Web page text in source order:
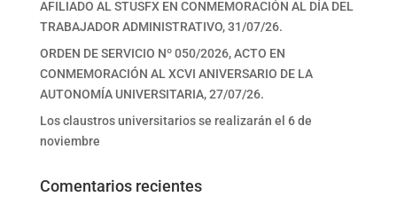
AFILIADO AL STUSFX EN CONMEMORACIÓN AL DÍA DEL
TRABAJADOR ADMINISTRATIVO, 31/07/26.
ORDEN DE SERVICIO Nº 050/2026, ACTO EN
CONMEMORACIÓN AL XCVI ANIVERSARIO DE LA
AUTONOMÍA UNIVERSITARIA, 27/07/26.
Los claustros universitarios se realizarán el 6 de
noviembre
Comentarios recientes